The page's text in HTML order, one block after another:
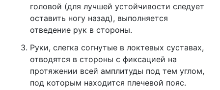
головой (для лучшей устойчивости следует
оставить ногу назад), выполняется
отведение рук в стороны.
Руки, слегка согнутые в локтевых суставах,
отводятся в стороны с фиксацией на
протяжении всей амплитуды под тем углом,
под которым находится плечевой пояс.